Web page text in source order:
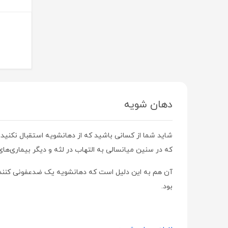
ویتا آریا | Vita Aria
طب رازی | Teb Razi
نوتری فیز | Notri Fiz
دهان شویه
شاید شما از کسانی باشید که از دهانشویه استقبال
که در سنین میانسالی به التهاب در لثه و دیگر
آن هم به این دلیل است که دهانشویه یک ضدعفونی
بود.